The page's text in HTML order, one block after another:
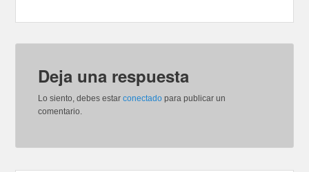
Deja una respuesta
Lo siento, debes estarconectado para publicar un
comentario.